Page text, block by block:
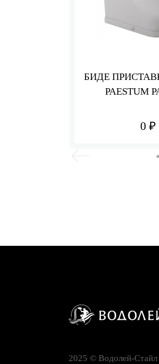
БИДЕ
PAESTUM
0 ₽
2025 © Водолей-Cтайл